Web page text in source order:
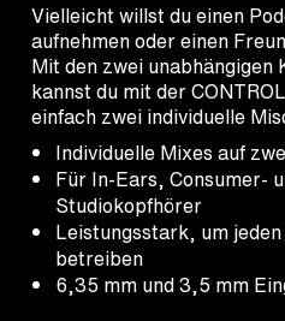
Vielleicht willst du einen
aufnehmen oder einen
Mit den zwei unabhängigen
kannst du mit der
einfach zwei individuelle
Individuelle Mixes auf
Für In-Ears, Consumer-
Studiokopfhörer
Leistungsstark, um
betreiben
6,35 mm und 3,5 mm